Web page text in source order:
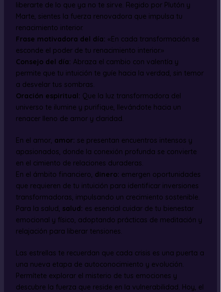
liberarte de lo que ya no te sirve. Regido por Plutón y
Marte, sientes la fuerza renovadora que impulsa tu
renacimiento interior.
Frase motivadora del día: «En cada transformación se
esconde el poder de tu renacimiento interior.»
Consejo del día: Abraza el cambio con valentía y
permite que tu intuición te guíe hacia la verdad, sin temor
a desvelar tus sombras.
Oración espiritual: Que la luz transformadora del
universo te ilumine y purifique, llevándote hacia un
renacer lleno de amor y claridad.
En el amor, amor: se presentan encuentros intensos y
apasionados, donde la conexión profunda se convierte
en el cimiento de relaciones duraderas.
En el ámbito financiero, dinero: emergen oportunidades
que requieren de tu intuición para identificar inversiones
transformadoras, impulsando un crecimiento sostenible.
Para la salud, salud: es esencial cuidar de tu bienestar
emocional y físico, adoptando prácticas de meditación y
relajación para liberar tensiones.
Las estrellas te recuerdan que cada crisis es una puerta a
una nueva etapa de autoconocimiento y evolución.
Permítete explorar el misterio de tus emociones y
descubre la fuerza que reside en la vulnerabilidad. Hoy, el